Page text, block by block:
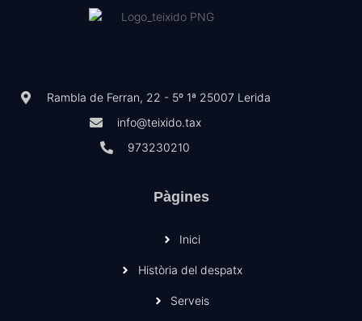
Rambla de Ferran, 22 - 5º 1ª 25007 Lerida
info@teixido.tax
973230210
Pàgines
Inici
Història del despatx
Serveis